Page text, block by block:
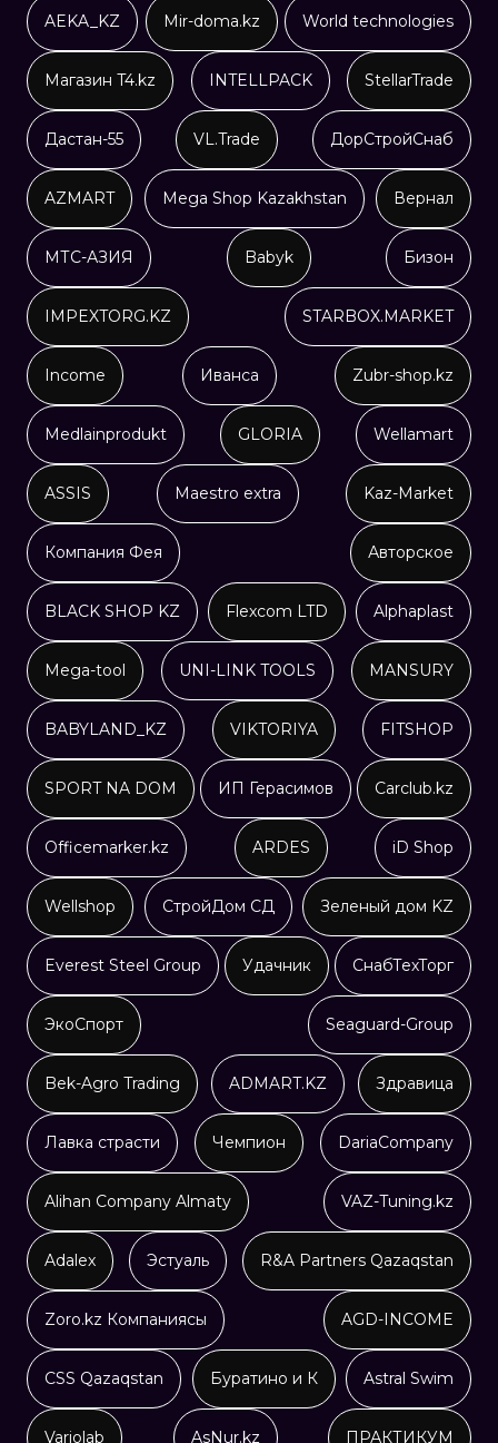
AEKA_KZ Mir-doma.kz World technologies
Магазин T4.kz INTELLPACK StellarTrade
Дастан-55 VL.Trade ДорСтройСнаб
AZMART Mega Shop Kazakhstan Вернал
МТС-АЗИЯ Babyk Бизон
IMPEXTORG.KZ STARBOX.MARKET
Income Иванса Zubr-shop.kz
Medlainprodukt GLORIA Wellamart
ASSIS Maestro extra Kaz-Market
Компания Фея Авторское
BLACK SHOP KZ Flexcom LTD Alphaplast
Mega-tool UNI-LINK TOOLS MANSURY
BABYLAND_KZ VIKTORIYA FITSHOP
SPORT NA DOM ИП Герасимов Carclub.kz
Officemarker.kz ARDES iD Shop
Wellshop CтpoйДoм CД Зеленый дом KZ
Everest Steel Group Удачник СнабТехТорг
ЭкоСпорт Seaguard-Group
Bek-Agro Trading ADMART.KZ Здравица
Лавка страсти Чемпион DariaCompany
Alihan Company Almaty VAZ-Tuning.kz
Adalex Эстуаль R&A Partners Qazaqstan
Zoro.kz Компаниясы AGD-INCOME
CSS Qazaqstan Буратино и К Astral Swim
Variolab AsNur.kz ПРАКТИКУМ